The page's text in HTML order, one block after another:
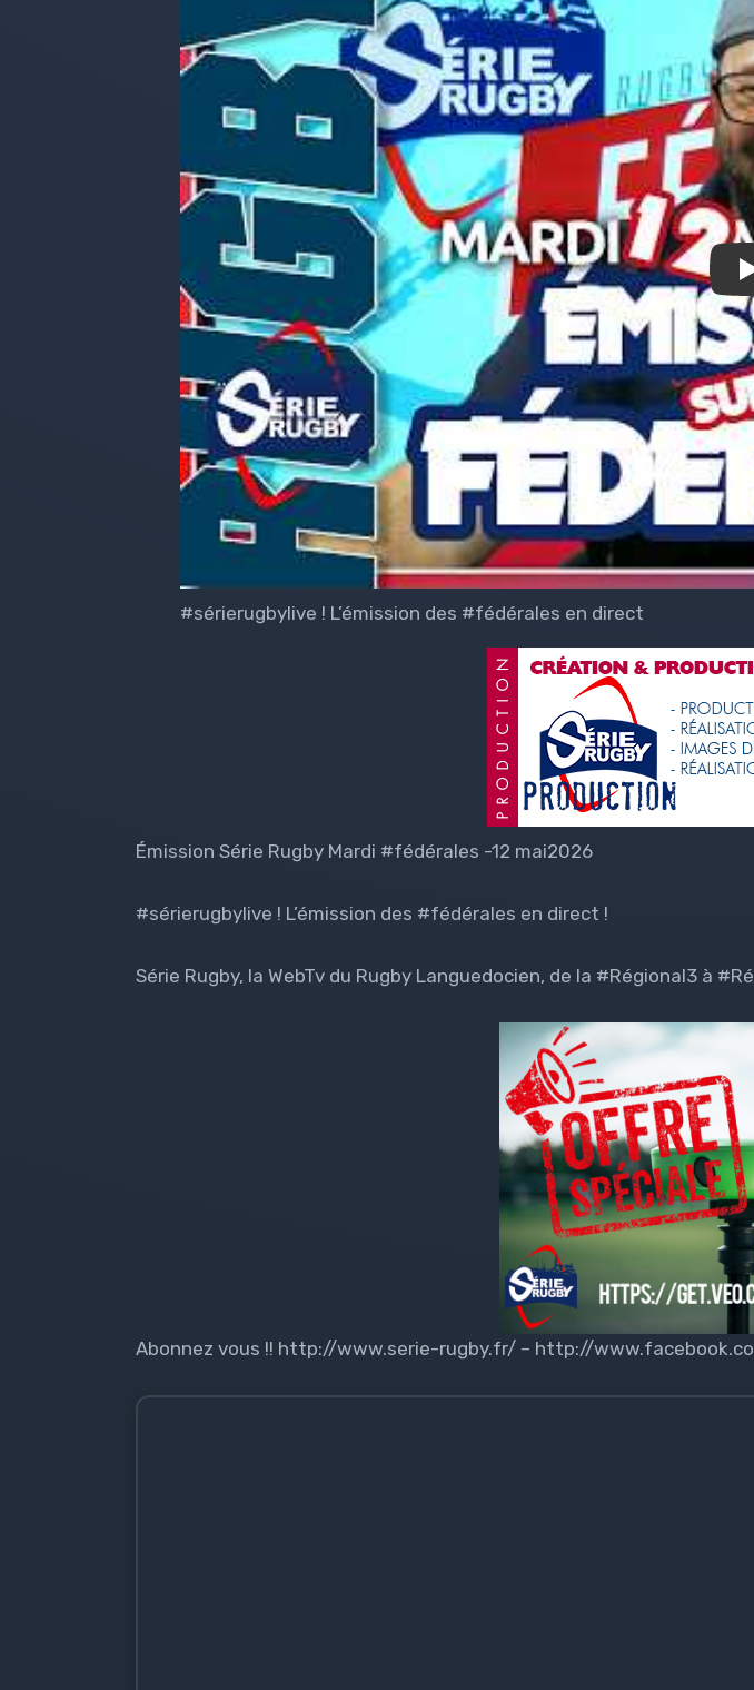
Play
#sérierugbylive ! L’émission des #fédérales en direct
Émission Série Rugby Mardi #fédérales -12 mai2026
#sérierugbylive ! L’émission des #fédérales en direct !
Série Rugby, la WebTv du Rugby Languedocien, de la #Régional3 à
Abonnez vous !! http://www.serie-rugby.fr/ – http://